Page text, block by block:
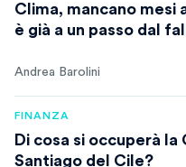
Clima, mancano mesi
è già a un passo dal
Andrea Barolini
FINANZA
Di cosa si occuperà la
Santiago del Cile?